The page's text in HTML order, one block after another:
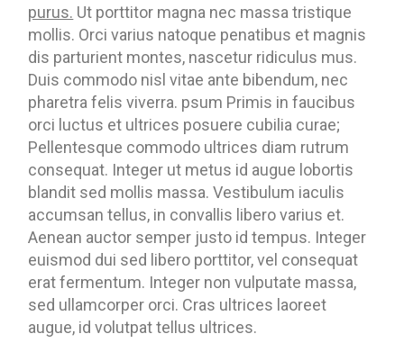
purus. Ut porttitor magna nec massa tristique
mollis. Orci varius natoque penatibus et magnis
dis parturient montes, nascetur ridiculus mus.
Duis commodo nisl vitae ante bibendum, nec
pharetra felis viverra. psum Primis in faucibus
orci luctus et ultrices posuere cubilia curae;
Pellentesque commodo ultrices diam rutrum
consequat. Integer ut metus id augue lobortis
blandit sed mollis massa. Vestibulum iaculis
accumsan tellus, in convallis libero varius et.
Aenean auctor semper justo id tempus. Integer
euismod dui sed libero porttitor, vel consequat
erat fermentum. Integer non vulputate massa,
sed ullamcorper orci. Cras ultrices laoreet
augue, id volutpat tellus ultrices.